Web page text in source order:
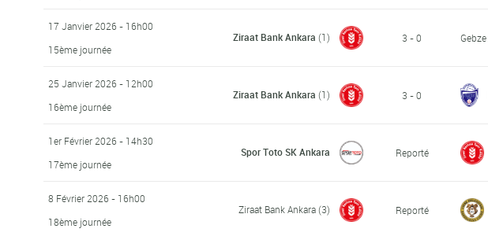
17 Janvier 2026 - 16h00
15ème journée
Ziraat Bank Ankara (1) 3 - 0 Gebze
25 Janvier 2026 - 12h00
16ème journée
Ziraat Bank Ankara (1) 3 - 0
1er Février 2026 - 14h30
17ème journée
Spor Toto SK Ankara Reporté
8 Février 2026 - 16h00
18ème journée
Ziraat Bank Ankara(3) Reporté